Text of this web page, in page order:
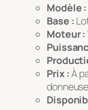
Modèle :
Base :
Moteur :
Prix :À